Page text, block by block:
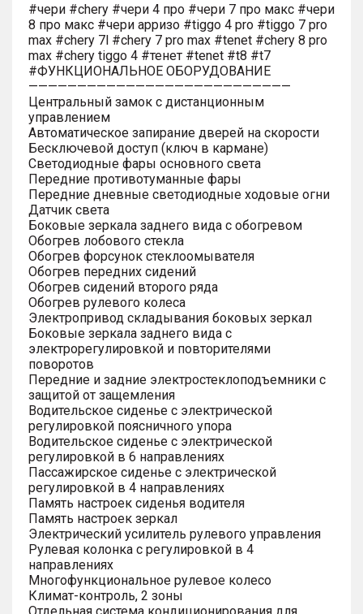
#чери #chery #чери 4 про #чери 7 про макс #чери
8 про макс #чери арризо #tiggo 4 pro #tiggo 7 pro
max #chery 7l #chery 7 pro max #tenet #chery 8 pro
max #chery tiggo 4 #тенет #tenet #t8 #t7
#ФУНКЦИОНАЛЬНОЕ ОБОРУДОВАНИЕ
———————————————————————————
Центральный замок с дистанционным
управлением
Автоматическое запирание дверей на скорости
Бесключевой доступ (ключ в кармане)
Светодиодные фары основного света
Передние противотуманные фары
Передние дневные светодиодные ходовые огни
Датчик света
Боковые зеркала заднего вида с обогревом
Обогрев лобового стекла
Обогрев форсунок стеклоомывателя
Обогрев передних сидений
Обогрев сидений второго ряда
Обогрев рулевого колеса
Электропривод складывания боковых зеркал
Боковые зеркала заднего вида с
электрорегулировкой и повторителями
поворотов
Передние и задние электростеклоподъемники с
защитой от защемления
Водительское сиденье с электрической
регулировкой поясничного упора
Водительское сиденье с электрической
регулировкой в 6 направлениях
Пассажирское сиденье с электрической
регулировкой в 4 направлениях
Память настроек сиденья водителя
Память настроек зеркал
Электрический усилитель рулевого управления
Рулевая колонка с регулировкой в 4
направлениях
Многофункциональное рулевое колесо
Климат-контроль, 2 зоны
Отдельная система кондиционирования для